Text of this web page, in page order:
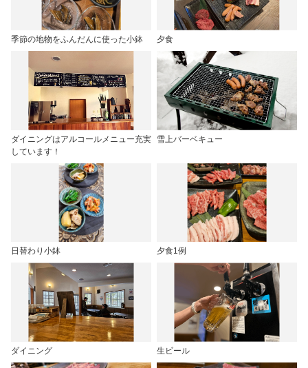
季節の地物をふんだんに使った小鉢 夕食
ダイニングはアルコールメニュー充実
しています！
雪上バーベキュー
日替わり小鉢 夕食1例
ダイニング 生ビール